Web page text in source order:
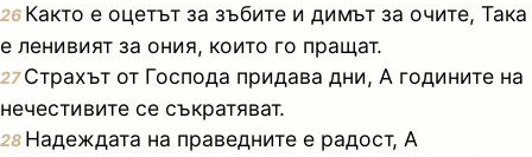
26 Както е оцетът за зъбите и димът за очите, Така
е ленивият за ония, които го пращат.
27Страхът от Господа придава дни, А годините на
нечестивите се съкратяват.
28 Надеждата на праведните е радост, А